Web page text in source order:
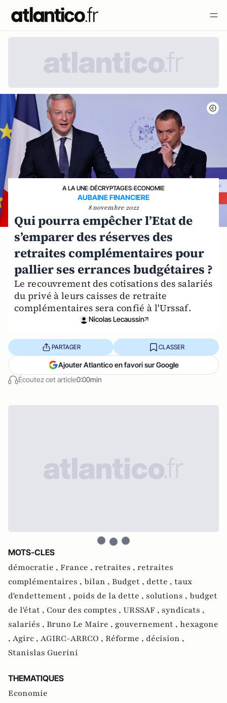
A LA UNE›DÉCRYPTAGES›ECONOMIE
AUBAINE FINANCIERE
8 novembre 2022
Qui pourra empêcher l’Etat de
s’emparer des réserves des
retraites complémentaires pour
pallier ses errances budgétaires ?
Le recouvrement des cotisations des salariés
du privé à leurs caisses de retraite
complémentaires sera confié à l'Urssaf.
Nicolas Lecaussin
Écoutez cet article0:00min
PARTAGER CLASSER
Ajouter Atlantico en favori sur Google
MOTS-CLES
démocratie , France , retraites , retraites
complémentaires , bilan , Budget , dette , taux
d'endettement , poids de la dette , solutions , budget
de l'état , Cour des comptes , URSSAF , syndicats ,
salariés , Bruno Le Maire , gouvernement , hexagone
, Agirc , AGIRC-ARRCO , Réforme , décision ,
Stanislas Guerini
THEMATIQUES
Economie